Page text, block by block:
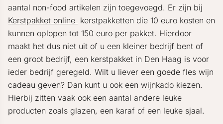
aantal non-food artikelen zijn toegevoegd. Er zijn bij
Kerstpakket online kerstpakketten die 10 euro kosten en
kunnen oplopen tot 150 euro per pakket. Hierdoor
maakt het dus niet uit of u een kleiner bedrijf bent of
een groot bedrijf, een kerstpakket in Den Haag is voor
ieder bedrijf geregeld. Wilt u liever een goede fles wijn
cadeau geven? Dan kunt u ook een wijnkado kiezen.
Hierbij zitten vaak ook een aantal andere leuke
producten zoals glazen, een karaf of een leuke sjaal.